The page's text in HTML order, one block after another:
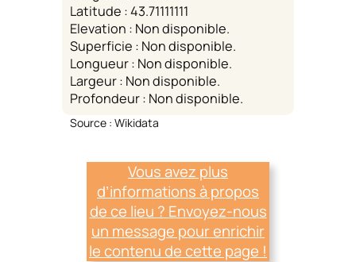
Latitude : 43.71111111
Elevation : Non disponible.
Superficie : Non disponible.
Longueur : Non disponible.
Largeur : Non disponible.
Profondeur : Non disponible.
Source : Wikidata
Vous avez plus
d’informations à propos
de ce lieu ? Envoyez-nous
un message pour enrichir
le contenu de cette page !